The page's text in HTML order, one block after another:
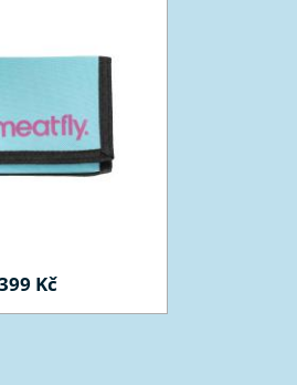
Kč